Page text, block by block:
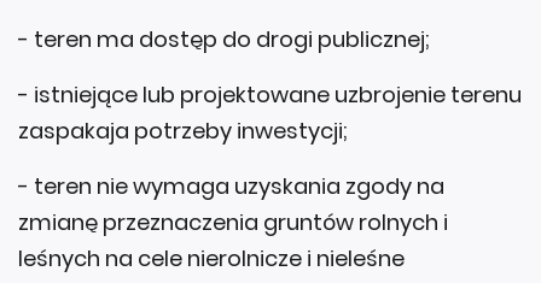
- teren ma dostęp do drogi publicznej;
- istniejące lub projektowane uzbrojenie terenu
zaspakaja potrzeby inwestycji;
- teren nie wymaga uzyskania zgody na
zmianę przeznaczenia gruntów rolnych i
leśnych na cele nierolnicze i nieleśne